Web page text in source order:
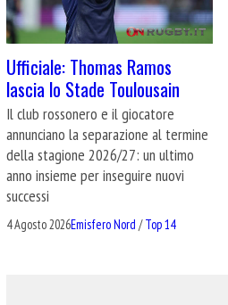
Ufficiale: Thomas Ramos
lascia lo Stade Toulousain
Il club rossonero e il giocatore
annunciano la separazione al termine
della stagione 2026/27: un ultimo
anno insieme per inseguire nuovi
successi
4 Agosto 2026Emisfero Nord /Top 14